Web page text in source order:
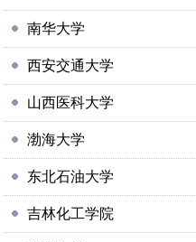
南华大学
西安交通大学
山西医科大学
渤海大学
东北石油大学
吉林化工学院